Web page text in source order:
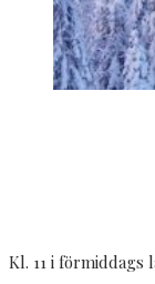
Kl. 11 i förmiddags